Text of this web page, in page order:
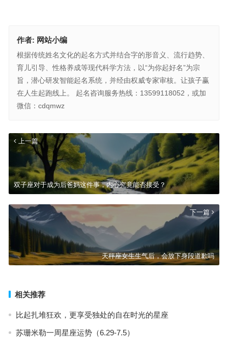
作者: 网站小编
根据传统姓名文化的起名方式并结合字的形音义、流行趋势、
育儿引导、性格养成等现代科学方法，以“为你起好名”为宗
旨，潜心研发智能起名系统，并经由权威专家审核。让孩子赢
在人生起跑线上。 起名咨询服务热线：13599118052，或加
微信：cdqmwz
上一篇
双子座对于成为后爸妈这件事，内心究竟能否接受？
下一篇
天秤座女生生气后，会放下身段道歉吗
相关推荐
比起扎堆狂欢，更享受独处的自在时光的星座
苏珊米勒一周星座运势（6.29-7.5）